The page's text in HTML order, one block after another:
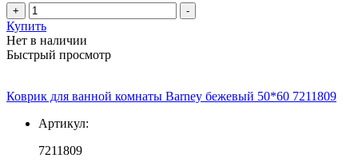
+ -
Купить
Нет в наличии
Быстрый просмотр
Коврик для ванной комнаты Barney бежевый 50*60 7211809
Артикул:
7211809